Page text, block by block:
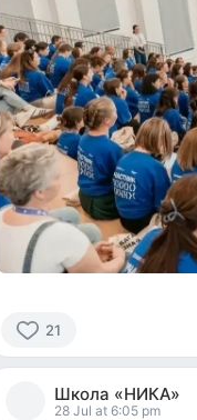
21
21
reactedШкола «НИКА»
28 Jul at 6:05 pm